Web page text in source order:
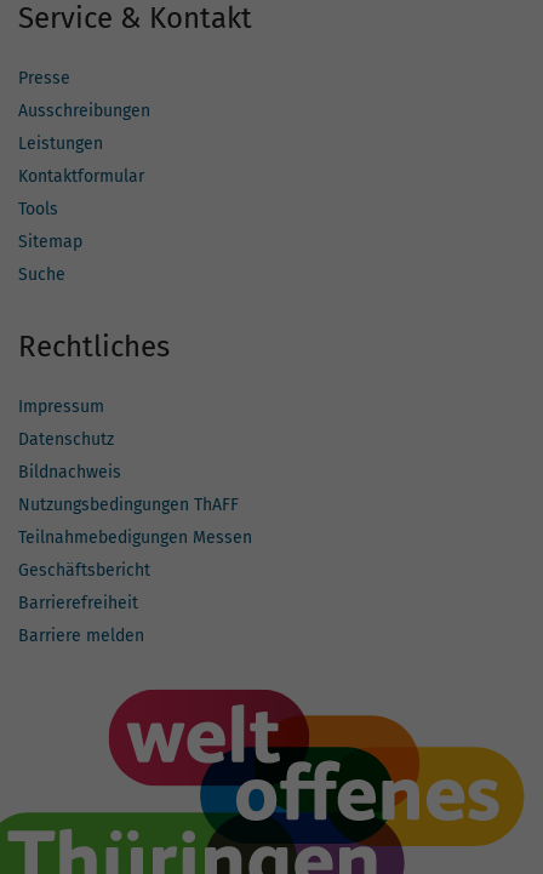
Service & Kontakt
Presse
Ausschreibungen
Leistungen
Kontaktformular
Tools
Sitemap
Suche
Rechtliches
Impressum
Datenschutz
Bildnachweis
Nutzungsbedingungen ThAFF
Teilnahmebedigungen Messen
Geschäftsbericht
Barrierefreiheit
Barriere melden